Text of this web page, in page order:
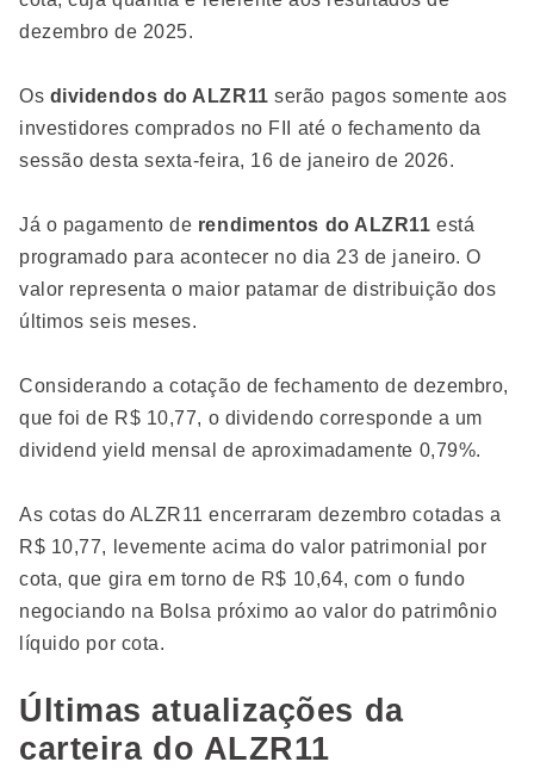
dezembro de 2025.
Os dividendos do ALZR11 serão pagos somente aos
investidores comprados no FII até o fechamento da
sessão desta sexta-feira, 16 de janeiro de 2026.
Já o pagamento de rendimentos do ALZR11está
programado para acontecer no dia 23 de janeiro. O
valor representa o maior patamar de distribuição dos
últimos seis meses.
Considerando a cotação de fechamento de dezembro,
que foi de R$ 10,77, o dividendo corresponde a um
dividend yield mensal de aproximadamente 0,79%.
As cotas do ALZR11 encerraram dezembro cotadas a
R$ 10,77, levemente acima do valor patrimonial por
cota, que gira em torno de R$ 10,64, com o fundo
negociando na Bolsa próximo ao valor do patrimônio
líquido por cota.
Últimas atualizações da
carteira do ALZR11